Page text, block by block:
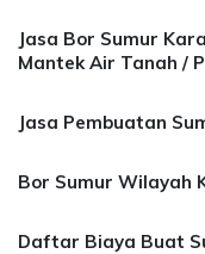
Jasa Bor Sumur
Mantek Air Tanah /
Jasa Pembuatan
Bor Sumur Wilayah
Daftar Biaya Buat